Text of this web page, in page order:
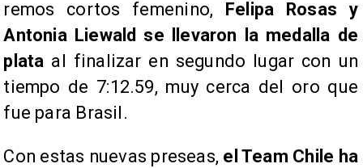
remos cortos femenino,
Felipa Rosas y
Antonia Liewald se llevaron la medalla de
plata al finalizar en segundo lugar con un
tiempo de 7:12.59, muy cerca del oro que
fue para Brasil.
Con estas nuevas preseas, el Team Chile ha